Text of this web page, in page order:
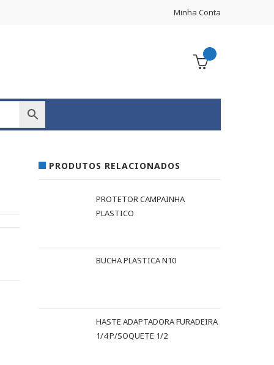
Minha Conta
PRODUTOS RELACIONADOS
PROTETOR CAMPAINHA
PLASTICO
BUCHA PLASTICA N10
HASTE ADAPTADORA FURADEIRA
1/4 P/SOQUETE 1/2